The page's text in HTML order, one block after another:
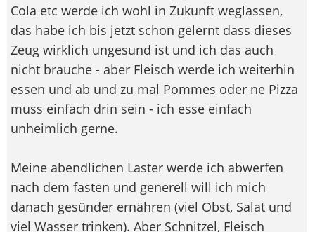
Cola etc werde ich wohl in Zukunft weglassen,
das habe ich bis jetzt schon gelernt dass dieses
Zeug wirklich ungesund ist und ich das auch
nicht brauche - aber Fleisch werde ich weiterhin
essen und ab und zu mal Pommes oder ne Pizza
muss einfach drin sein - ich esse einfach
unheimlich gerne.
Meine abendlichen Laster werde ich abwerfen
nach dem fasten und generell will ich mich
danach gesünder ernähren (viel Obst, Salat und
viel Wasser trinken). Aber Schnitzel, Fleisch